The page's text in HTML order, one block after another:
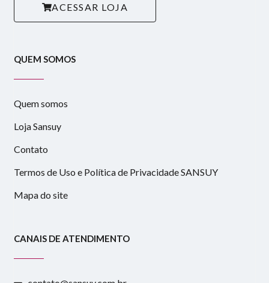
ACESSAR LOJA
QUEM SOMOS
Quem somos
Loja Sansuy
Contato
Termos de Uso e Política de Privacidade SANSUY
Mapa do site
CANAIS DE ATENDIMENTO